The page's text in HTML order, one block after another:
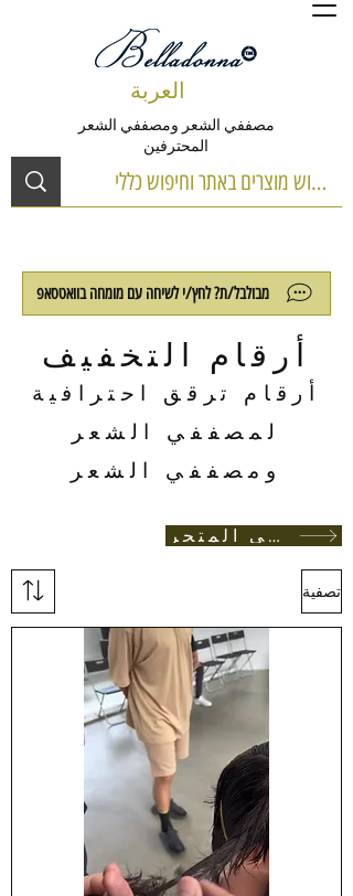
العربة
مصففي الشعر ومصففي الشعر
المحترفين
מבולבל/ת? לחץ/י לשיחה עם מומחה בוואטסאפ
أرقام التخفيف
أرقام ترقق احترافية
لمصففي الشعر
ومصففي الشعر
العودة الى المتجر
تصفية